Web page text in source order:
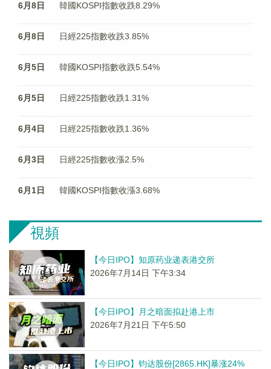
6月8日 韓國KOSPI指數收跌8.29%
6月8日 日經225指數收跌3.85%
6月5日 韓國KOSPI指數收跌5.54%
6月5日 日經225指數收跌1.31%
6月4日 日經225指數收跌1.36%
6月3日 日經225指數收漲2.5%
6月1日 韓國KOSPI指數收漲3.68%
視頻
【今日IPO】知原药业递表港交所
2026年7月14日 下午3:34
【今日IPO】月之暗面拟赴港上市
2026年7月21日 下午5:50
【今日IPO】钧达股份[2865.HK]暴涨24%